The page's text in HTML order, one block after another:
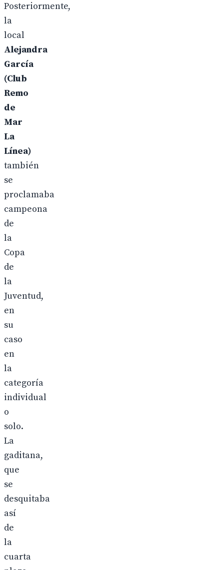
Posteriormente,
la
local
Alejandra
García
(Club
Remo
de
Mar
La
Línea)
también
se
proclamaba
campeona
de
la
Copa
de
la
Juventud,
en
su
caso
en
la
categoría
individual
o
solo.
La
gaditana,
que
se
desquitaba
así
de
la
cuarta